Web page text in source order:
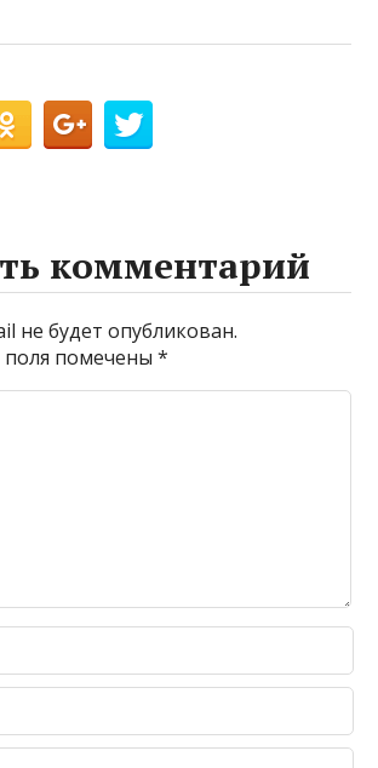
комментарий
не будет опубликован.
поля помечены*